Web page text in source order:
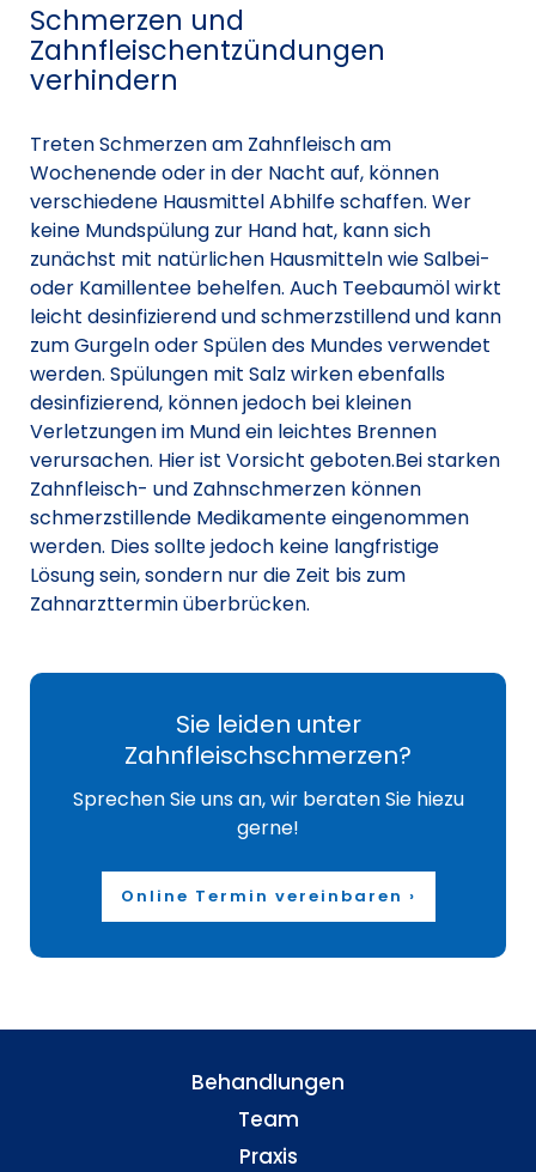
Schmerzen und
Zahnfleischentzündungen
verhindern
Treten Schmerzen am Zahnfleisch am
Wochenende oder in der Nacht auf, können
verschiedene Hausmittel Abhilfe schaffen. Wer
keine Mundspülung zur Hand hat, kann sich
zunächst mit natürlichen Hausmitteln wie Salbei-
oder Kamillentee behelfen. Auch Teebaumöl wirkt
leicht desinfizierend und schmerzstillend und kann
zum Gurgeln oder Spülen des Mundes verwendet
werden. Spülungen mit Salz wirken ebenfalls
desinfizierend, können jedoch bei kleinen
Verletzungen im Mund ein leichtes Brennen
verursachen. Hier ist Vorsicht geboten.Bei starken
Zahnfleisch- und Zahnschmerzen können
schmerzstillende Medikamente eingenommen
werden. Dies sollte jedoch keine langfristige
Lösung sein, sondern nur die Zeit bis zum
Zahnarzttermin überbrücken.
Sie leiden unter
Zahnfleischschmerzen?
Sprechen Sie uns an, wir beraten Sie hiezu
gerne!
Online Termin vereinbaren ›
Behandlungen
Team
Praxis